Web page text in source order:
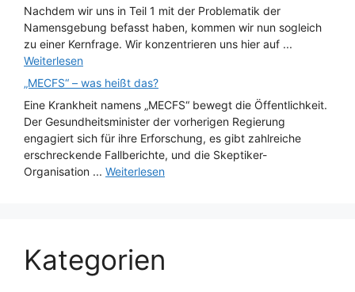
Nachdem wir uns in Teil 1 mit der Problematik der
Namensgebung befasst haben, kommen wir nun sogleich
zu einer Kernfrage. Wir konzentrieren uns hier auf ...
Weiterlesen
„MECFS“ – was heißt das?
Eine Krankheit namens „MECFS“ bewegt die Öffentlichkeit.
Der Gesundheitsminister der vorherigen Regierung
engagiert sich für ihre Erforschung, es gibt zahlreiche
erschreckende Fallberichte, und die Skeptiker-
Organisation ... Weiterlesen
Kategorien